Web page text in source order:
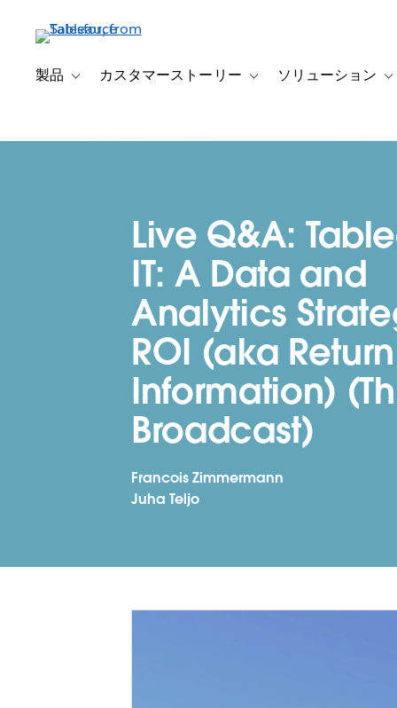
ン
製品 Toggle sub-navigation for 製品
カスタマーストーリー Toggle sub-navigation for
ソリューション
Live Q&A:
IT: A Data and
Analytics
ROI (aka
Information)
Broadcast)
Francois Zimmermann
Juha Teljo